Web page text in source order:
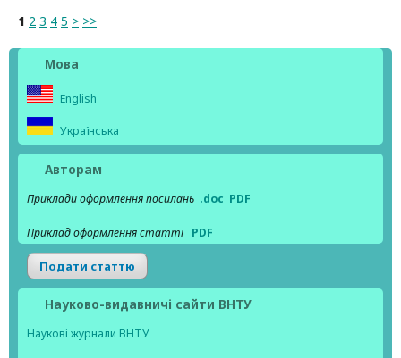
1 2 3 4 5 > >>
Мова
English
Українська
Авторам
Приклади оформлення посилань .doc PDF
Приклад оформлення статті PDF
Подати статтю
Науково-видавничі сайти ВНТУ
Наукові журнали ВНТУ